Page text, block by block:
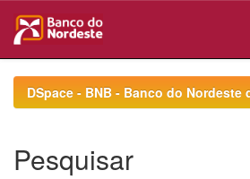
navigationDSpace - BNB - Banco do Nordeste
Pesquisar